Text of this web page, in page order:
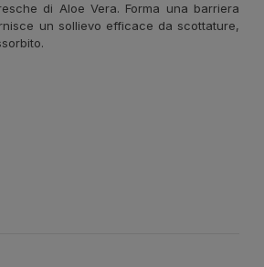
di Aloe Vera. Forma una barriera
un sollievo efficace da scottature,